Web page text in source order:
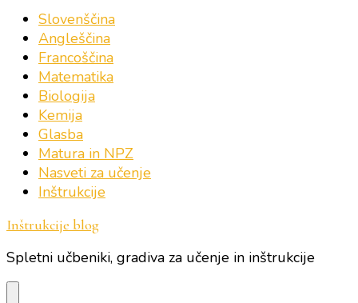
Slovenščina
Angleščina
Francoščina
Matematika
Biologija
Kemija
Glasba
Matura in NPZ
Nasveti za učenje
Inštrukcije
Inštrukcije blog
Spletni učbeniki, gradiva za učenje in inštrukcije